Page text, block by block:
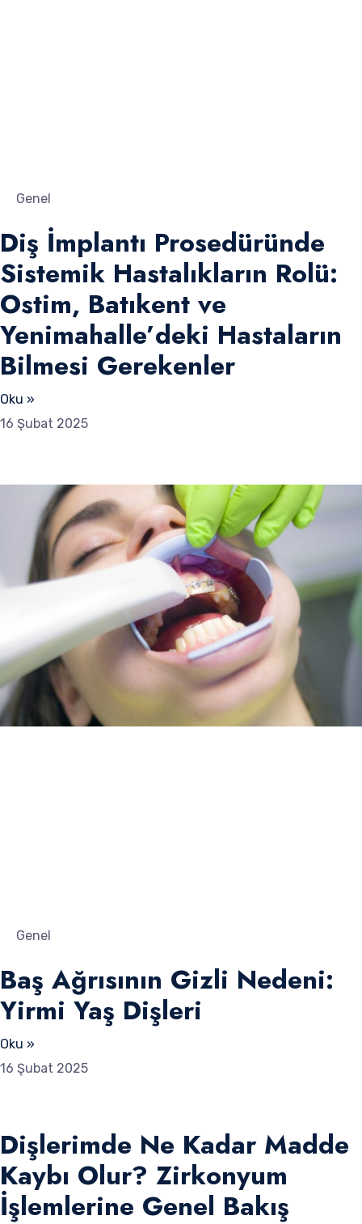
Genel
Diş İmplantı Prosedüründe
Sistemik Hastalıkların Rolü:
Ostim, Batıkent ve
Yenimahalle’deki Hastaların
Bilmesi Gerekenler
Oku »
16 Şubat 2025
Genel
Baş Ağrısının Gizli Nedeni:
Yirmi Yaş Dişleri
Oku »
16 Şubat 2025
Dişlerimde Ne Kadar Madde
Kaybı Olur? Zirkonyum
İşlemlerine Genel Bakış